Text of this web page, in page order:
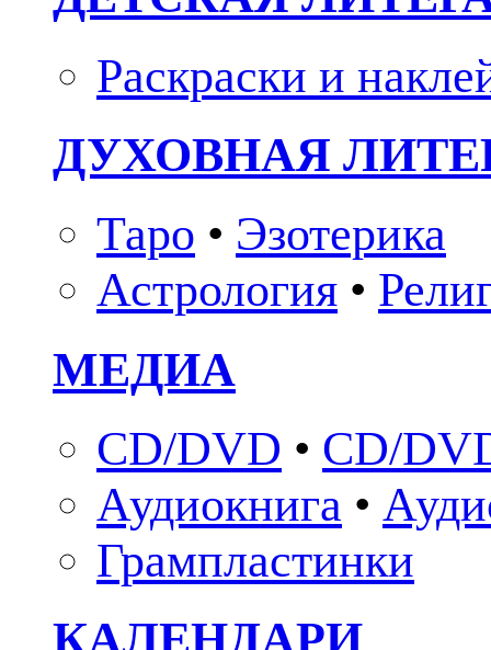
Раскраски и
ДУХОВНАЯ
Таро • Эзотерика
Астрология •
МЕДИА
CD/DVD • CD/
Аудиокнига •
Грампластинки